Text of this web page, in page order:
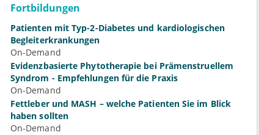
Fortbildungen
Patienten mit Typ-2-Diabetes und kardiologischen
Begleiterkrankungen
On-Demand
Evidenzbasierte Phytotherapie bei Prämenstruellem
Syndrom - Empfehlungen für die Praxis
On-Demand
Fettleber und MASH – welche Patienten Sie im Blick
haben sollten
On-Demand